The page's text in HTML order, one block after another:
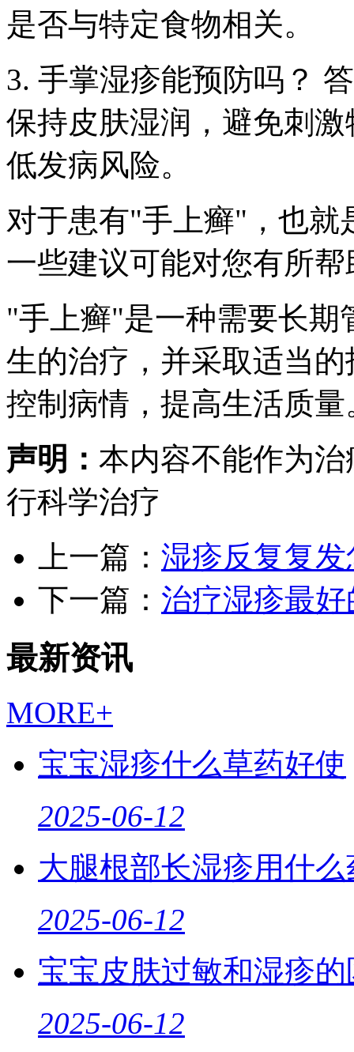
是否与特定食物相关。
3. 手掌湿疹能预防吗？
保持皮肤湿润，避免刺
低发病风险。
对于患有"手上癣"，也就
一些建议可能对您有所帮
"手上癣"是一种需要长期
生的治疗，并采取适当
控制病情，提高生活质量
声明： 本内容不能作为
行科学治疗
上一篇： 湿疹反复复
下一篇： 治疗湿疹最
最新资讯
MORE+
宝宝湿疹什么草药好使
2025-06-12
大腿根部长湿疹用什么
2025-06-12
宝宝皮肤过敏和湿疹的
2025-06-12